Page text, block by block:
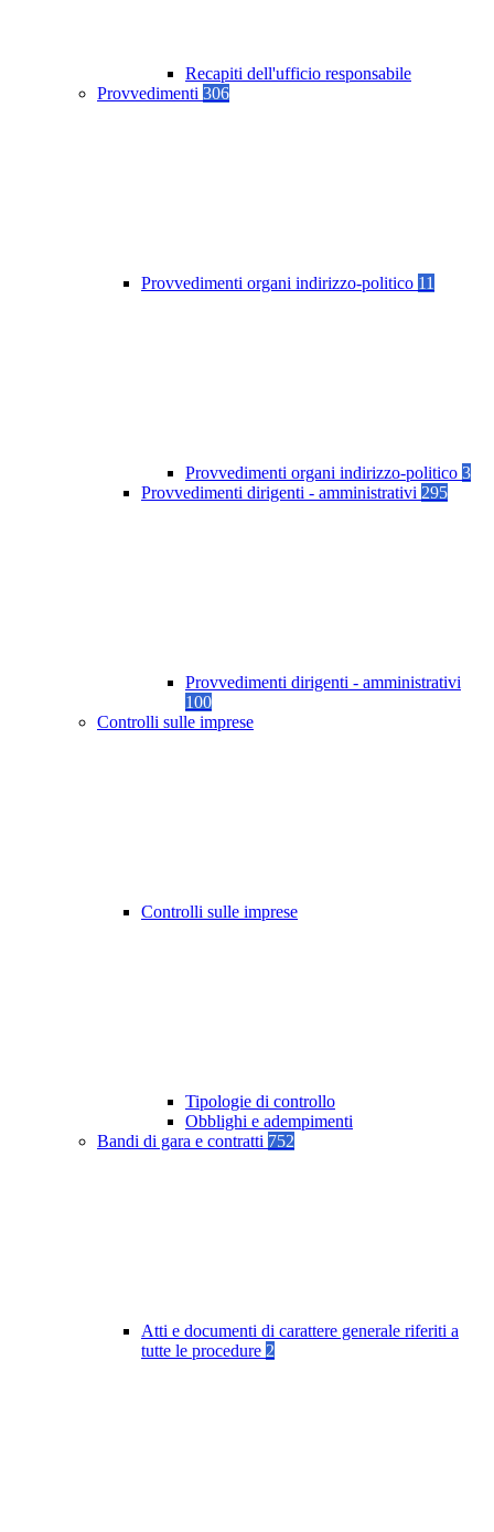
Recapiti dell'ufficio responsabile
Provvedimenti 306
Provvedimenti organi indirizzo-politico 11
Provvedimenti organi indirizzo-politico 3
Provvedimenti dirigenti - amministrativi 295
Provvedimenti dirigenti - amministrativi
100
Controlli sulle imprese
Controlli sulle imprese
Tipologie di controllo
Obblighi e adempimenti
Bandi di gara e contratti 752
Atti e documenti di carattere generale riferiti a
tutte le procedure 2